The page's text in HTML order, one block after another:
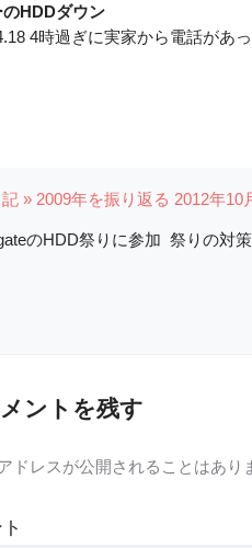
HDDダウン
4時過ぎに実家から電話があ
» 2009年を振り返る 2012年10
のHDD祭りに参加 祭りの対
ントを残す
ドレスが公開されることはあり